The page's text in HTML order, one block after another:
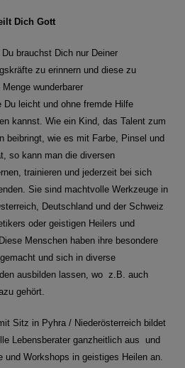
Dich Gott
brauchst Dich nur Deiner
zu erinnern und diese zu
wunderbarer
leicht und ohne fremde Hilfe
kannst. Wie ein Kind, das Talent zum
beibringt, wie es mit Farbe, Pinsel und
so kann man die diversen
trainieren und jederzeit bei sich
Sie sind machtvolle Werkzeuge in
Deutschland und der Schweiz
oder geistigen Heilers und
Menschen haben ihre besondere
und sich in diverse
ausbilden lassen, wo z.B. auch
gehört.
Sitz in Pyhra / Niederösterreich bildet
Lebensberater ganzheitlich aus und
und Workshops in geistiges Heilen an.